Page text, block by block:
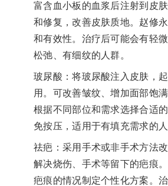
富含血小板的血浆后注射到皮
和修复，改善皮肤质地。赵修
和有效性。治疗后可能会有轻
松弛、有细纹的人群。
玻尿酸：将玻尿酸注入皮肤，
用。可改善皱纹、增加面部饱
根据不同部位和需求选择合适
免按压，适用于有填充需求的人
祛疤：采用手术或非手术方法
解决烧伤、手术等留下的疤痕
疤痕的情况制定个性化方案。